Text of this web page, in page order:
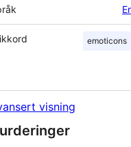
emoticons
visning